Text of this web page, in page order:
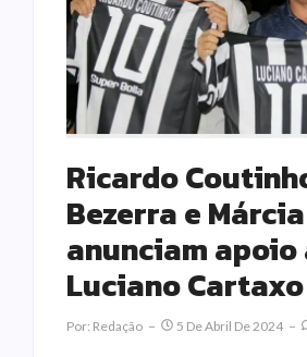
Ricardo
Bezerra e
anunciam apoio
Luciano Cartaxo
Por: Redação 5 De Abril De 2024